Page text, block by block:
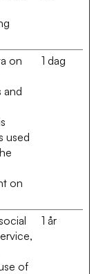
on
and
used
on
1 dag
of
1 år